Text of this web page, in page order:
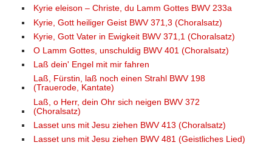
Kyrie eleison – Christe, du Lamm Gottes BWV 233a
Kyrie, Gott heiliger Geist BWV 371,3 (Choralsatz)
Kyrie, Gott Vater in Ewigkeit BWV 371,1 (Choralsatz)
O Lamm Gottes, unschuldig BWV 401 (Choralsatz)
Laß dein' Engel mit mir fahren
Laß, Fürstin, laß noch einen Strahl BWV 198
(Trauerode, Kantate)
Laß, o Herr, dein Ohr sich neigen BWV 372
(Choralsatz)
Lasset uns mit Jesu ziehen BWV 413 (Choralsatz)
Lasset uns mit Jesu ziehen BWV 481 (Geistliches Lied)